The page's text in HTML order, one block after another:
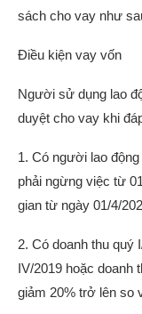
sách cho vay như
Điều kiện vay vốn
Người sử dụng lao
duyệt cho vay khi
1. Có người lao
phải ngừng việc từ
gian từ ngày 01/4/
2. Có doanh thu quý
IV/2019 hoặc
giảm 20% trở lên so